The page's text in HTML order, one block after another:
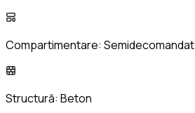
Compartimentare: Semidecomandat
Structură: Beton